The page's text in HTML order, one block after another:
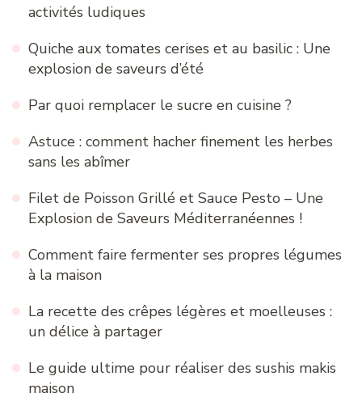
activités ludiques
Quiche aux tomates cerises et au basilic : Une
explosion de saveurs d’été
Par quoi remplacer le sucre en cuisine ?
Astuce : comment hacher finement les herbes
sans les abîmer
Filet de Poisson Grillé et Sauce Pesto – Une
Explosion de Saveurs Méditerranéennes !
Comment faire fermenter ses propres légumes
à la maison
La recette des crêpes légères et moelleuses :
un délice à partager
Le guide ultime pour réaliser des sushis makis
maison